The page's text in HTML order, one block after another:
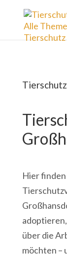
Hier finden
über die
möchten –